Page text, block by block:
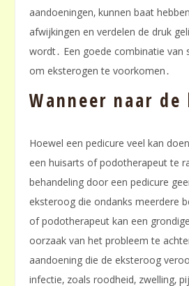
aandoeningen‚ kunnen baat
afwijkingen en verdelen de druk
wordt․ Een goede combinatie van
om eksterogen te voorkomen․
Wanneer naar
Hoewel een pedicure veel kan
een huisarts of podotherapeut te
behandeling door een pedicure
eksteroog die ondanks meerdere
of podotherapeut kan een
oorzaak van het probleem te
aandoening die de eksteroog
infectie‚ zoals roodheid‚